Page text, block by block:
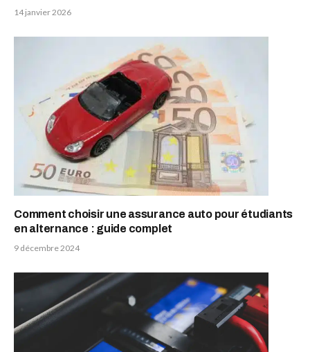
14 janvier 2026
Comment choisir une assurance auto pour étudiants
en alternance : guide complet
9 décembre 2024